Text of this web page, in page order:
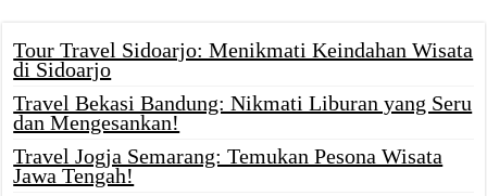
Tour Travel Sidoarjo: Menikmati Keindahan Wisata
di Sidoarjo
Travel Bekasi Bandung: Nikmati Liburan yang Seru
dan Mengesankan!
Travel Jogja Semarang: Temukan Pesona Wisata
Jawa Tengah!